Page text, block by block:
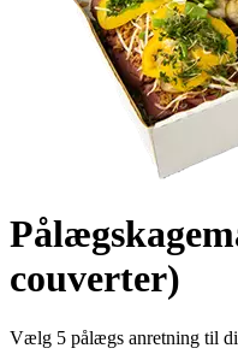
couverter)
Vælg 5 pålægs anretning til